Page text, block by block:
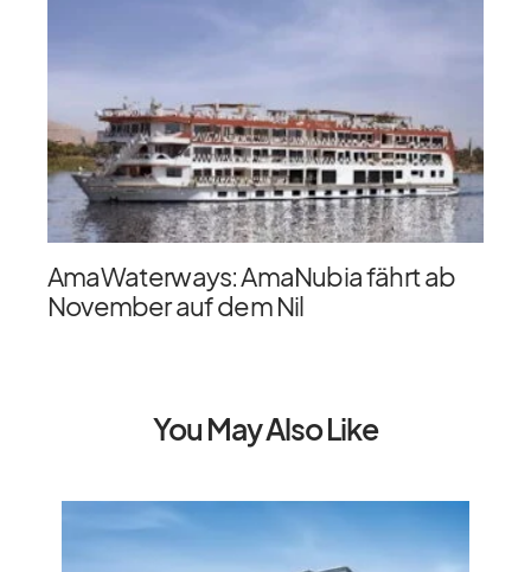
AmaWaterways: AmaNubia fährt ab
November auf dem Nil
You May Also Like